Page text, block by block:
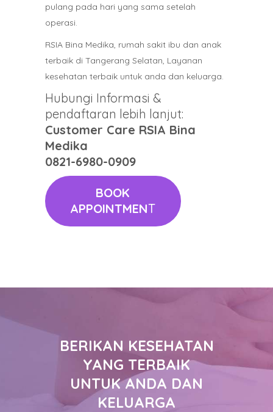
pulang pada hari yang sama setelah
operasi.
RSIA Bina Medika, rumah sakit ibu dan anak
terbaik di Tangerang Selatan, Layanan
kesehatan terbaik untuk anda dan keluarga.
Hubungi Informasi &
pendaftaran lebih lanjut:
Customer Care RSIA Bina
Medika
0821-6980-0909
BOOK
APPOINTMENT
BERIKAN KESEHATAN
YANG TERBAIK
UNTUK ANDA DAN
KELUARGA